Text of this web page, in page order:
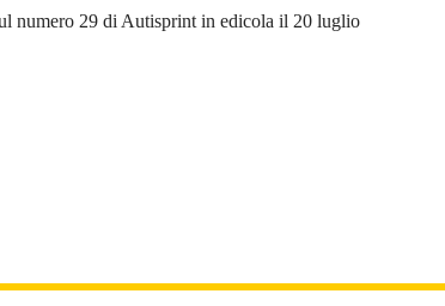
numero 29 di Autisprint in edicola il 20 luglio